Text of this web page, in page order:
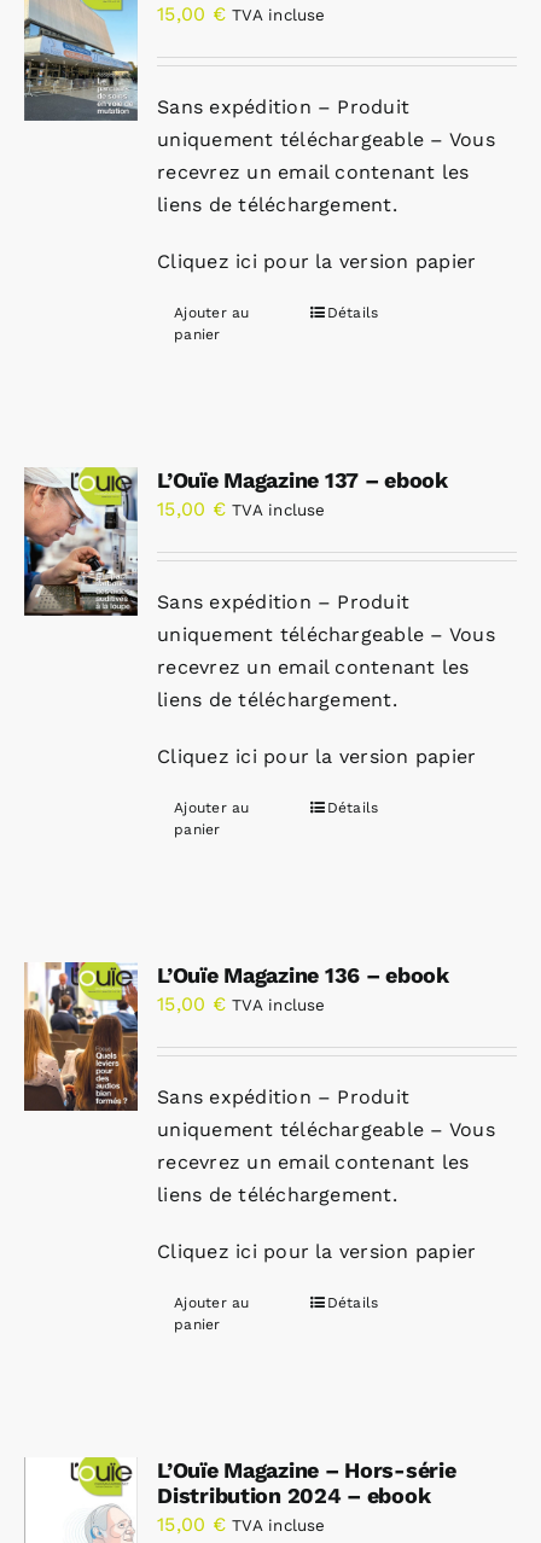
15,00 € TVA incluse
Sans expédition – Produit
uniquement téléchargeable – Vous
recevrez un email contenant les
liens de téléchargement.
Cliquez ici pour la version papier
Ajouter au
panier
Détails
L’Ouïe Magazine 137 – ebook
15,00 € TVA incluse
Sans expédition – Produit
uniquement téléchargeable – Vous
recevrez un email contenant les
liens de téléchargement.
Cliquez ici pour la version papier
Ajouter au
panier
Détails
L’Ouïe Magazine 136 – ebook
15,00 € TVA incluse
Sans expédition – Produit
uniquement téléchargeable – Vous
recevrez un email contenant les
liens de téléchargement.
Cliquez ici pour la version papier
Ajouter au
panier
Détails
L’Ouïe Magazine – Hors-série
Distribution 2024 – ebook
15,00 € TVA incluse